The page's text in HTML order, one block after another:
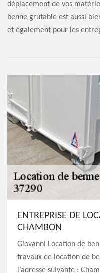
déplacement de vos
benne grutable est aussi
et également pour les
ENTREPRISE DE
CHAMBON
Giovanni Location de
travaux de location de
l’adresse suivante :